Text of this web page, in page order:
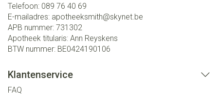
Telefoon: 089 76 40 69
E-mailadres: apotheeksmith@skynet.be
APB nummer: 731302
Apotheek titularis: Ann Reyskens
BTW nummer: BE0424190106
Klantenservice
FAQ